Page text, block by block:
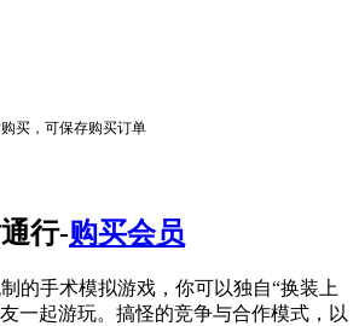
买，可保存购买订单
行-购买会员
的手术模拟游戏，你可以独自“换装上
一起游玩。搞怪的竞争与合作模式，以